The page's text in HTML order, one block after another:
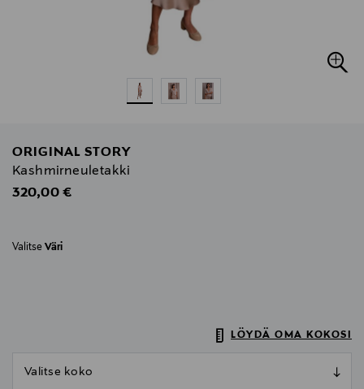
ORIGINAL STORY
Kashmirneuletakki
Original Price
320,00 €
Valitse Väri
LÖYDÄ OMA KOKOSI